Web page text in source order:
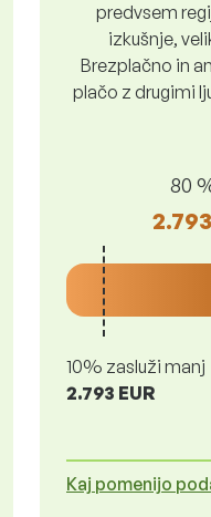
predvsem
izkušnje,
Brezplačno in
plačo z drugimi
80
10% zasluži manj
2.793 EUR
Kaj pomenijo